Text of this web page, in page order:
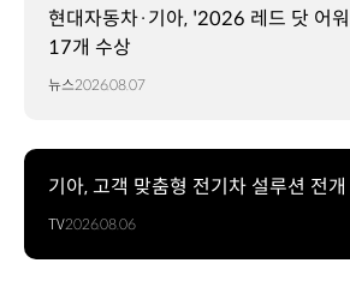
현대자동차·기아, '2026 레드 닷 어
17개 수상
뉴스2026.08.07
기아, 고객 맞춤형 전기차 설루션 전개
TV2026.08.06